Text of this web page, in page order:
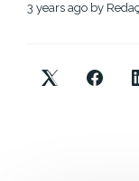
3 years ago by